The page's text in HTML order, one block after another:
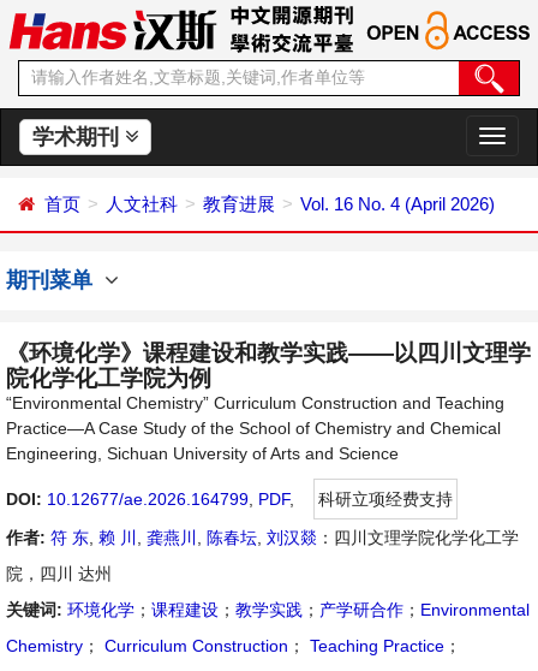
学术期刊
切
换
航
首页 人文社科 教育进展 Vol. 16 No. 4 (April 2026)
期刊菜单
《环境化学》课程建设和教学实践——以四川文理学
院化学化工学院为例
“Environmental Chemistry” Curriculum Construction and Teaching
Practice—A Case Study of the School of Chemistry and Chemical
Engineering, Sichuan University of Arts and Science
DOI: 10.12677/ae.2026.164799 PDF,
科研立项经费支持
作者: 符 东 赖 川 龚燕川 陈春坛 刘汉燚 ：四川文理学院化学化工学
院，四川 达州
关键词: 环境化学 ； 课程建设 ； 教学实践 ； 产学研合作 ； Environmental
Chemistry ； Curriculum Construction ； Teaching Practice ；